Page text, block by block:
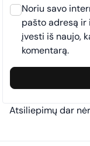
Atsiliepimų dar
Noriu savo
pašto adresą ir
įvesti iš naujo,
komentarą.